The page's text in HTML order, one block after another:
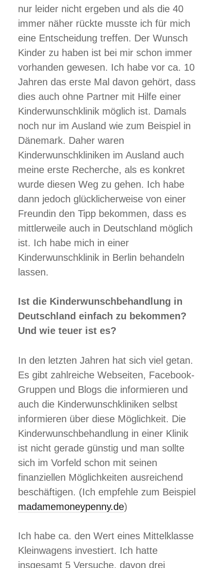
nur leider nicht ergeben und als die 40
immer näher rückte musste ich für mich
eine Entscheidung treffen. Der Wunsch
Kinder zu haben ist bei mir schon immer
vorhanden gewesen. Ich habe vor ca. 10
Jahren das erste Mal davon gehört, dass
dies auch ohne Partner mit Hilfe einer
Kinderwunschklinik möglich ist. Damals
noch nur im Ausland wie zum Beispiel in
Dänemark. Daher waren
Kinderwunschkliniken im Ausland auch
meine erste Recherche, als es konkret
wurde diesen Weg zu gehen. Ich habe
dann jedoch glücklicherweise von einer
Freundin den Tipp bekommen, dass es
mittlerweile auch in Deutschland möglich
ist. Ich habe mich in einer
Kinderwunschklinik in Berlin behandeln
lassen.
Ist die Kinderwunschbehandlung in
Deutschland einfach zu bekommen?
Und wie teuer ist es?
In den letzten Jahren hat sich viel getan.
Es gibt zahlreiche Webseiten, Facebook-
Gruppen und Blogs die informieren und
auch die Kinderwunschkliniken selbst
informieren über diese Möglichkeit. Die
Kinderwunschbehandlung in einer Klinik
ist nicht gerade günstig und man sollte
sich im Vorfeld schon mit seinen
finanziellen Möglichkeiten ausreichend
beschäftigen. (Ich empfehle zum Beispiel
madamemoneypenny.de)
Ich habe ca. den Wert eines Mittelklasse
Kleinwagens investiert. Ich hatte
insgesamt 5 Versuche, davon drei